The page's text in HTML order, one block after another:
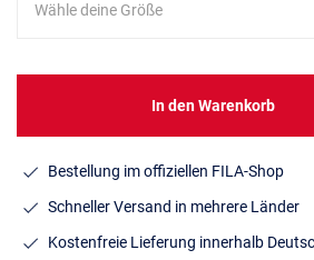
Wähle deine Größe
In den Warenkorb
Bestellung im offiziellen FILA-Shop
Schneller Versand in mehrere Länder
Kostenfreie Lieferung innerhalb